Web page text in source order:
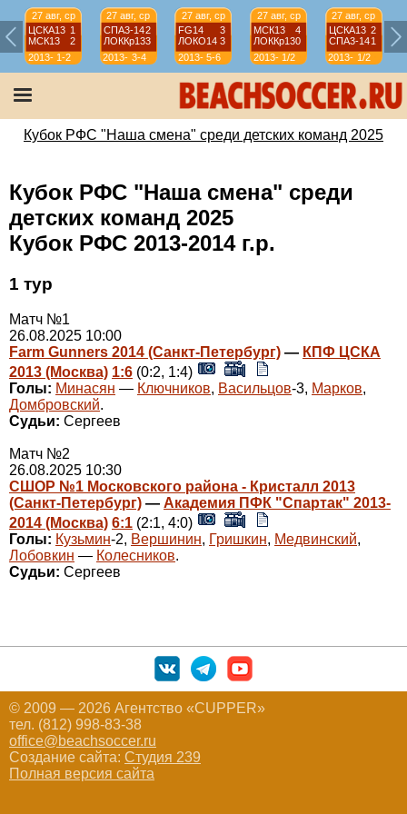
27 авг, ср
ЦСКА13 1
МСК13
2
2013-
2014
1-2
27 авг, ср
СПА3-142
ЛОККр133
2013-
2014
3-4
27 авг, ср
FG14
3
ЛОКО14 3
2013-
2014
5-6
27 авг, ср
МСК13
4
ЛОККр130
2013-
2014
1/2
27 авг, ср
ЦСКА13 2
СПА3-141
2013-
2014
1/2
Кубок РФС "Наша смена" среди детских команд 2025
Кубок РФС "Наша смена" среди
детских команд 2025
Кубок РФС 2013-2014 г.р.
1 тур
Матч №1
26.08.2025 10:00
Farm Gunners 2014 (Санкт-Петербург) — КПФ ЦСКА
2013 (Москва) 1:6 (0:2, 1:4)
Голы: Минасян — Ключников, Васильцов-3, Марков,
Домбровский.
Судьи: Сергеев
Матч №2
26.08.2025 10:30
СШОР №1 Московского района - Кристалл 2013
(Санкт-Петербург) — Академия ПФК "Спартак" 2013-
2014 (Москва) 6:1 (2:1, 4:0)
Голы: Кузьмин-2, Вершинин, Гришкин, Медвинский,
Лобовкин — Колесников.
Судьи: Сергеев
© 2009 — 2026 Агентство «CUPPER»
тел. (812) 998-83-38
office@beachsoccer.ru
Создание сайта: Студия 239
Полная версия сайта